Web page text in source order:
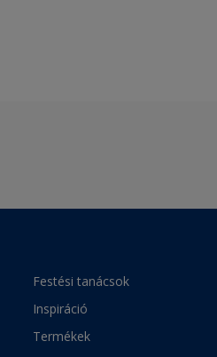
Festési tanácsok
Inspiráció
Termékek